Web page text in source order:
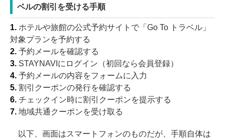
ベルの割引を受ける手順
1. ホテルや旅館の公式予約サイトで「Go To トラベル」
対象プランを予約する
2. 予約メールを確認する
3. STAYNAVIにログイン（初回なら会員登録）
4. 予約メールの内容をフォームに入力
5. 割引クーポンの発行を確認する
6. チェックイン時に割引クーポンを提示する
7. 地域共通クーポンを受け取る
以下、画面はスマートフォンのものだが、手順自体は